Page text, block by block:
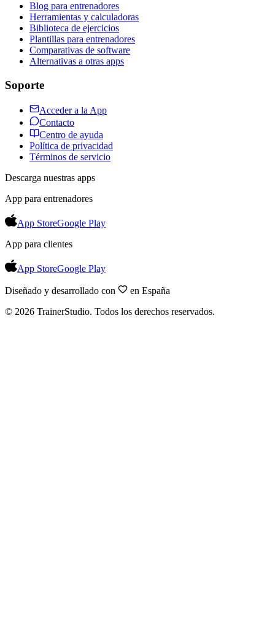
Blog para entrenadores
Herramientas y calculadoras
Biblioteca de ejercicios
Plantillas para entrenadores
Comparativas de software
Alternativas a otras apps
Soporte
Acceder a la App
Contacto
Centro de ayuda
Política de privacidad
Términos de servicio
Descarga nuestras apps
App para entrenadores
App StoreGoogle Play
App para clientes
App StoreGoogle Play
Diseñado y desarrollado con
en España
© 2026 TrainerStudio. Todos los derechos reservados.